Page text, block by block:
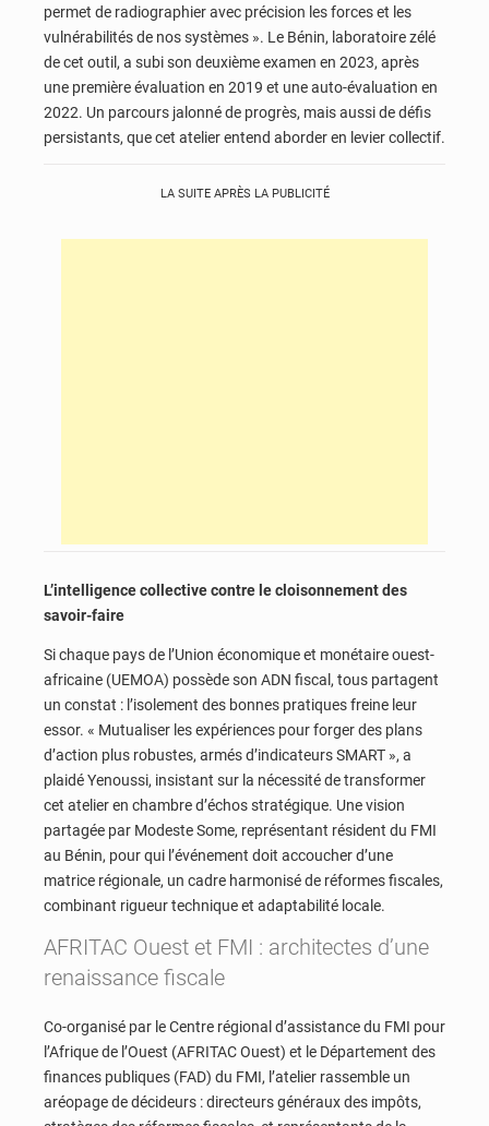
permet de radiographier avec précision les forces et les
vulnérabilités de nos systèmes ». Le Bénin, laboratoire zélé
de cet outil, a subi son deuxième examen en 2023, après
une première évaluation en 2019 et une auto-évaluation en
2022. Un parcours jalonné de progrès, mais aussi de défis
persistants, que cet atelier entend aborder en levier collectif.
LA SUITE APRÈS LA PUBLICITÉ
L’intelligence collective contre le cloisonnement des
savoir-faire
Si chaque pays de l’Union économique et monétaire ouest-
africaine (UEMOA) possède son ADN fiscal, tous partagent
un constat : l’isolement des bonnes pratiques freine leur
essor. « Mutualiser les expériences pour forger des plans
d’action plus robustes, armés d’indicateurs SMART », a
plaidé Yenoussi, insistant sur la nécessité de transformer
cet atelier en chambre d’échos stratégique. Une vision
partagée par Modeste Some, représentant résident du FMI
au Bénin, pour qui l’événement doit accoucher d’une
matrice régionale, un cadre harmonisé de réformes fiscales,
combinant rigueur technique et adaptabilité locale.
AFRITAC Ouest et FMI : architectes d’une
renaissance fiscale
Co-organisé par le Centre régional d’assistance du FMI pour
l’Afrique de l’Ouest (AFRITAC Ouest) et le Département des
finances publiques (FAD) du FMI, l’atelier rassemble un
aréopage de décideurs : directeurs généraux des impôts,